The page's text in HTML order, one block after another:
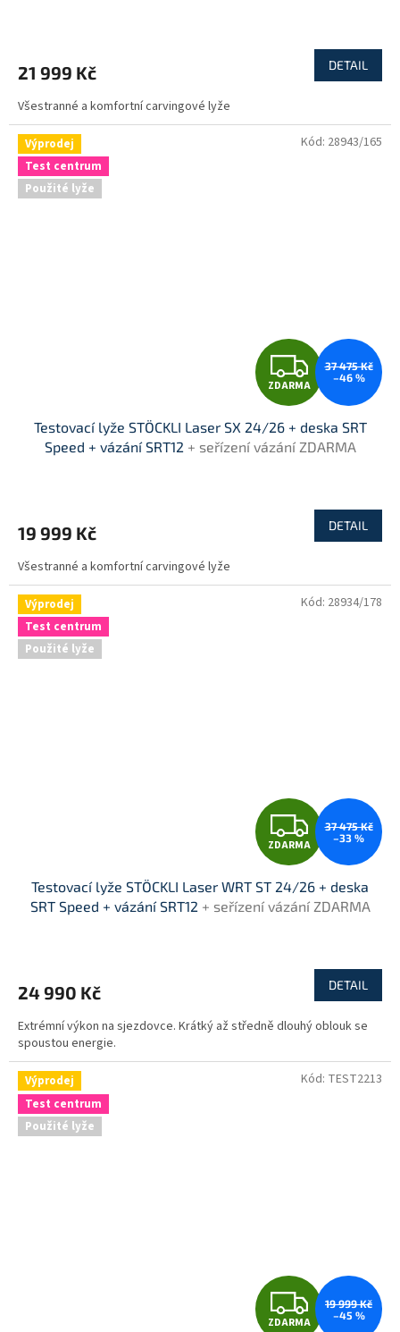
M
A
21 999 Kč DETAIL
Všestranné a komfortní carvingové lyže
Výprodej
Test centrum
Použité lyže
Z
D
A
M
A
ZDARMA
37 475 Kč
–46 %
Testovací lyže STÖCKLI Laser SX 24/26 + deska SRT
Speed + vázání SRT12 + seřízení vázání ZDARMA
19 999 Kč DETAIL
Všestranné a komfortní carvingové lyže
Kód: 28943/165
Výprodej
Test centrum
Použité lyže
Z
D
A
M
A
ZDARMA
37 475 Kč
–33 %
Testovací lyže STÖCKLI Laser WRT ST 24/26 + deska
SRT Speed + vázání SRT12 + seřízení vázání ZDARMA
24 990 Kč DETAIL
Extrémní výkon na sjezdovce. Krátký až středně dlouhý oblouk se
spoustou energie.
Kód: 28934/178
Výprodej
Test centrum
Použité lyže
Z
ZDARMA
19 999 Kč
–45 %
Kód: TEST2213